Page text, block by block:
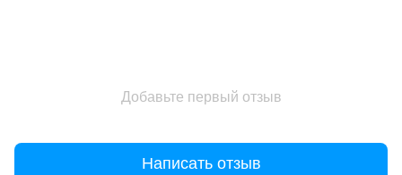
Добавьте первый отзыв
Написать отзыв